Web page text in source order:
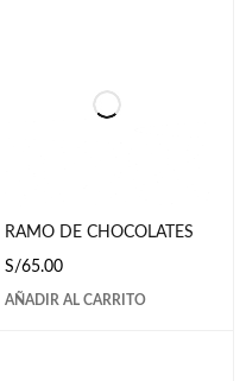
RAMO DE CHOCOLATES
S/65.00
AÑADIR AL CARRITO